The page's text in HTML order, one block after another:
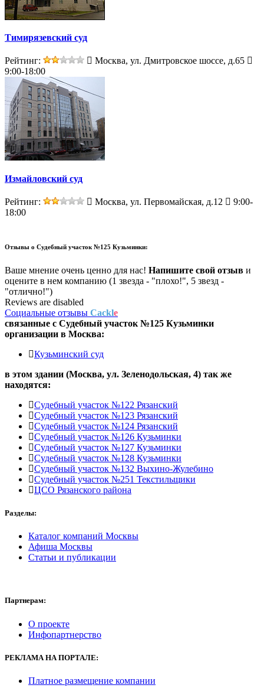
Тимирязевский суд
Рейтинг:
Москва, ул. Дмитровское шоссе, д.65
9:00-18:00
Измайловский суд
Рейтинг: Москва, ул. Первомайская, д.12
9:00-
18:00
Отзывы о Судебный участок №125 Кузьминки:
Ваше мнение очень ценно для нас! Напишите свой отзыв и
оцените в нем компанию (1 звезда - "плохо!", 5 звезд -
"отлично!")
Reviews are disabled
Социальные отзывы Cackle
связанные с Судебный участок №125 Кузьминки
организации в Москва:
Кузьминский суд
в этом здании (Москва, ул. Зеленодольская, 4) так же
находятся:
Судебный участок №122 Рязанский
Судебный участок №123 Рязанский
Судебный участок №124 Рязанский
Судебный участок №126 Кузьминки
Судебный участок №127 Кузьминки
Судебный участок №128 Кузьминки
Судебный участок №132 Выхино-Жулебино
Судебный участок №251 Текстильщики
ЦСО Рязанского района
Разделы:
Каталог компаний Москвы
Афиша Москвы
Статьи и публикации
Партнерам:
О проекте
Инфопартнерство
РЕКЛАМА НА ПОРТАЛЕ:
Платное размещение компании